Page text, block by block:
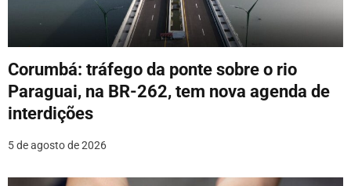
Corumbá: tráfego da ponte sobre o rio
Paraguai, na BR-262, tem nova agenda de
interdições
5 de agosto de 2026